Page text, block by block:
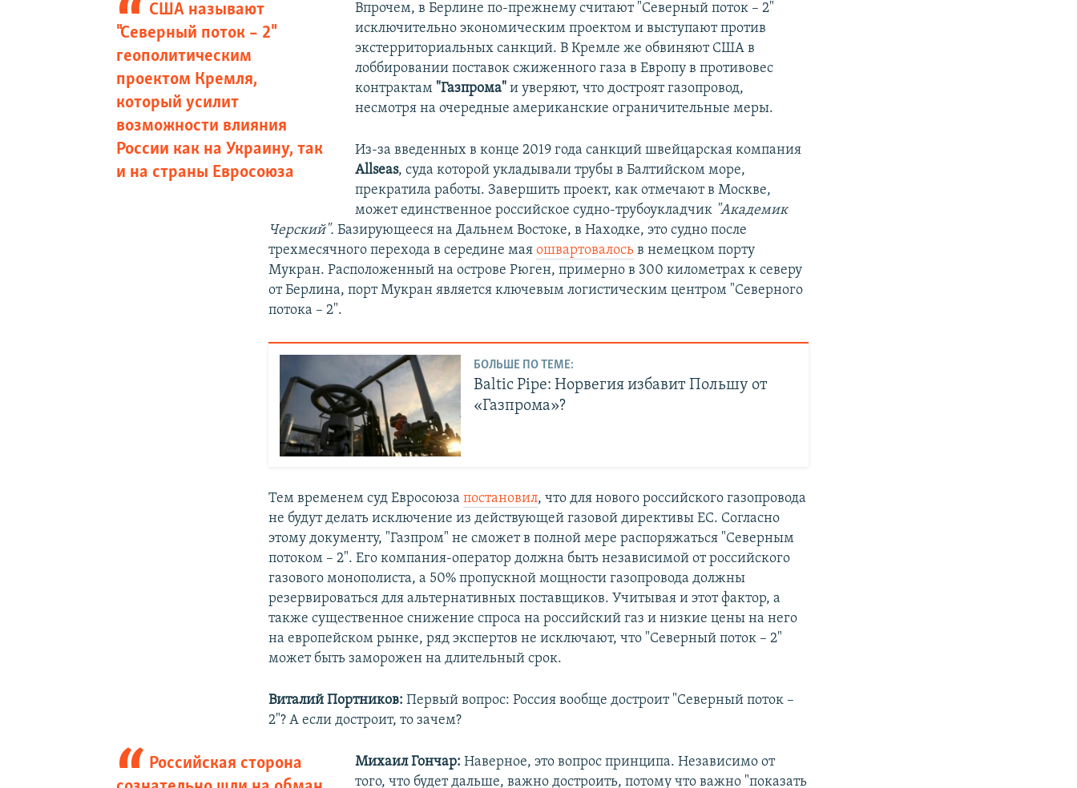
США называют
"Северный поток – 2"
геополитическим
проектом Кремля,
который усилит
возможности влияния
России как на Украину, так
и на страны Евросоюза
Впрочем, в Берлине по-прежнему считают "Северный поток – 2"
исключительно экономическим проектом и выступают против
экстерриториальных санкций. В Кремле же обвиняют США в
лоббировании поставок сжиженного газа в Европу в противовес
контрактам "Газпрома"и уверяют, что достроят газопровод,
несмотря на очередные американские ограничительные меры.
Из-за введенных в конце 2019 года санкций швейцарская компания
Allseas, суда которой укладывали трубы в Балтийском море,
прекратила работы. Завершить проект, как отмечают в Москве,
может единственное российское судно-трубоукладчик "Академик
Черский". Базирующееся на Дальнем Востоке, в Находке, это судно после
трехмесячного перехода в середине маяошвартовалось в немецком порту
Мукран. Расположенный на острове Рюген, примерно в 300 километрах к северу
от Берлина, порт Мукран является ключевым логистическим центром "Северного
потока – 2".
БОЛЬШЕ ПО ТЕМЕ:
Baltic Pipe: Норвегия избавит Польшу от
«Газпрома»?
Тем временем суд Евросоюзапостановил, что для нового российского газопровода
не будут делать исключение из действующей газовой директивы ЕС. Согласно
этому документу, "Газпром" не сможет в полной мере распоряжаться "Северным
потоком – 2". Его компания-оператор должна быть независимой от российского
газового монополиста, а 50% пропускной мощности газопровода должны
резервироваться для альтернативных поставщиков. Учитывая и этот фактор, а
также существенное снижение спроса на российский газ и низкие цены на него
на европейском рынке, ряд экспертов не исключают, что "Северный поток – 2"
может быть заморожен на длительный срок.
Виталий Портников: Первый вопрос: Россия вообще достроит "Северный поток –
2"? А если достроит, то зачем?
Российская сторона
Михаил Гончар: Наверное, это вопрос принципа. Независимо от
того, что будет дальше, важно достроить, потому что важно "показать